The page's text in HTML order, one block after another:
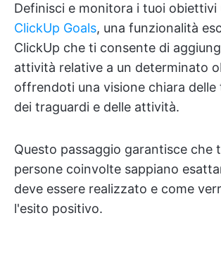
Definisci e monitora i tuoi obiettivi
ClickUp Goals, una funzionalità
ClickUp che ti consente di
attività relative a un determinato
offrendoti una visione chiara delle
dei traguardi e delle attività.
Questo passaggio garantisce che
persone coinvolte sappiano
deve essere realizzato e come
l'esito positivo.